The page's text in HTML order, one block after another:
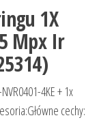
1X
Mpx Ir
4KE + 1x
cechy: